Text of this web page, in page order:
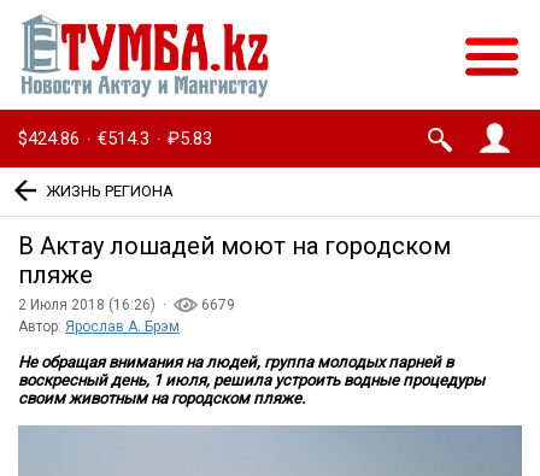
$424.86 · €514.3 · ₽5.83
ЖИЗНЬ РЕГИОНА
В Актау лошадей моют на городском
пляже
2 Июля 2018 (16:26) ·
6679
Автор: Ярослав А. Брэм
Не обращая внимания на людей, группа молодых парней в
воскресный день, 1 июля, решила устроить водные процедуры
своим животным на городском пляже.